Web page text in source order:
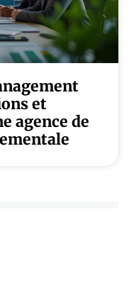
et
agence de